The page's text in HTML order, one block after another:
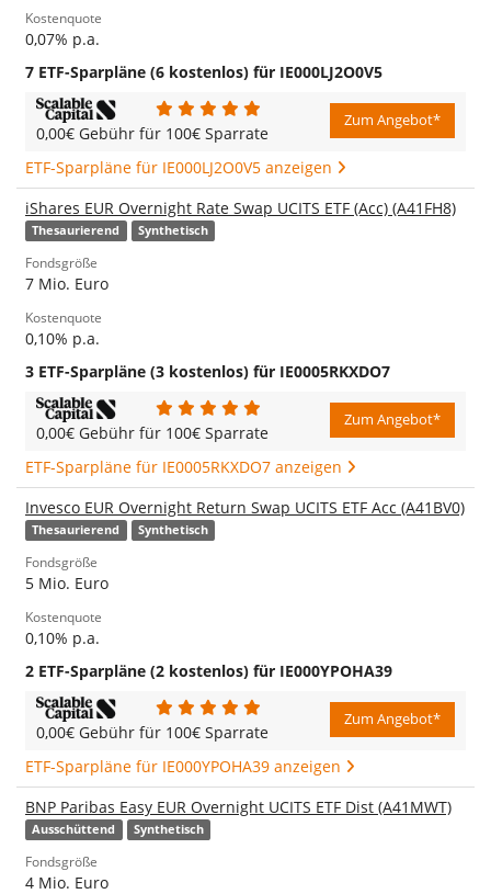
Kostenquote
0,07% p.a.
7 ETF-Sparpläne (6 kostenlos) für IE000LJ2O0V5
0,00€ Gebühr für 100€ Sparrate
Zum Angebot*
ETF-Sparpläne für IE000LJ2O0V5 anzeigen
iShares EUR Overnight Rate Swap UCITS ETF (Acc) (A41FH8)
Thesaurierend Synthetisch
Fondsgröße
7 Mio. Euro
Kostenquote
0,10% p.a.
3 ETF-Sparpläne (3 kostenlos) für IE0005RKXDO7
0,00€ Gebühr für 100€ Sparrate
Zum Angebot*
ETF-Sparpläne für IE0005RKXDO7 anzeigen
Invesco EUR Overnight Return Swap UCITS ETF Acc (A41BV0)
Thesaurierend Synthetisch
Fondsgröße
5 Mio. Euro
Kostenquote
0,10% p.a.
2 ETF-Sparpläne (2 kostenlos) für IE000YPOHA39
0,00€ Gebühr für 100€ Sparrate
Zum Angebot*
ETF-Sparpläne für IE000YPOHA39 anzeigen
BNP Paribas Easy EUR Overnight UCITS ETF Dist (A41MWT)
Ausschüttend Synthetisch
Fondsgröße
4 Mio. Euro